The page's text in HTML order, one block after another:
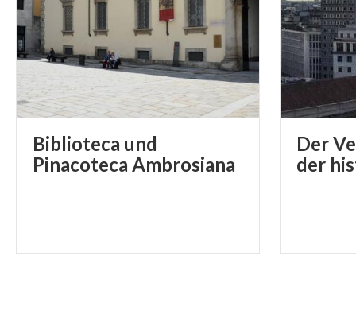
Biblioteca und
Pinacoteca Ambrosiana
Der